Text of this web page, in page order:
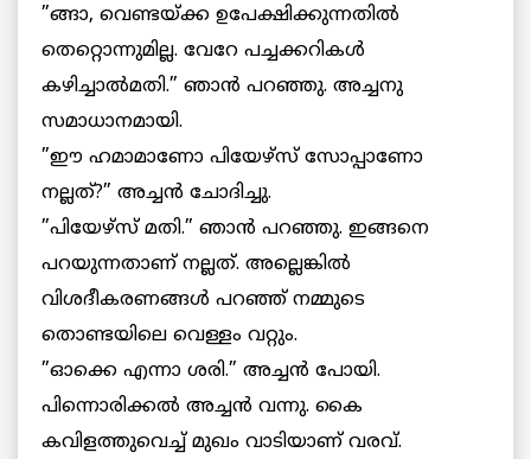
”ങ്ങാ, വെണ്ടയ്ക്ക ഉപേക്ഷിക്കുന്നതില്‍
തെറ്റൊന്നുമില്ല. വേറേ പച്ചക്കറികള്‍
കഴിച്ചാല്‍മതി.” ഞാന്‍ പറഞ്ഞു. അച്ചനു
സമാധാനമായി.
”ഈ ഹമാമാണോ പിയേഴ്‌സ് സോപ്പാണോ
നല്ലത്?” അച്ചന്‍ ചോദിച്ചു.
”പിയേഴ്‌സ് മതി.” ഞാന്‍ പറഞ്ഞു. ഇങ്ങനെ
പറയുന്നതാണ് നല്ലത്. അല്ലെങ്കില്‍
വിശദീകരണങ്ങള്‍ പറഞ്ഞ് നമ്മുടെ
തൊണ്ടയിലെ വെള്ളം വറ്റും.
”ഓക്കെ എന്നാ ശരി.” അച്ചന്‍ പോയി.
പിന്നൊരിക്കല്‍ അച്ചന്‍ വന്നു. കൈ
കവിളത്തുവെച്ച് മുഖം വാടിയാണ് വരവ്.